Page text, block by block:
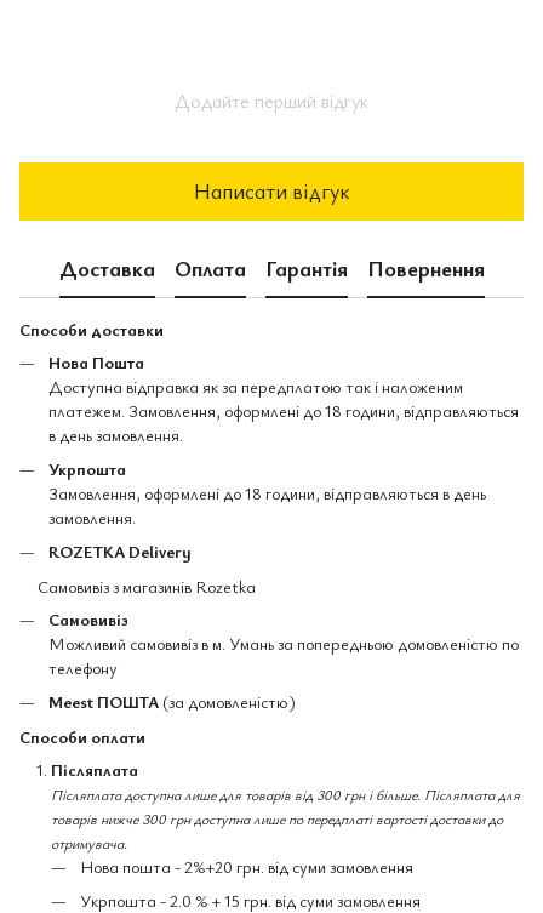
Додайте перший відгук
Написати відгук
Доставка Оплата Гарантія Повернення
Способи доставки
Нова Пошта
Доступна відправка як за передплатою так і наложеним
платежем. Замовлення, оформлені до 18 години, відправляються
в день замовлення.
Укрпошта
Замовлення, оформлені до 18 години, відправляються в день
замовлення.
ROZETKA Delivery
Самовивіз з магазинів Rozetka
Самовивіз
Можливий самовивіз в м. Умань за попередньою домовленістю по
телефону
Meest ПОШТА (за домовленістю)
Способи оплати
Післяплата
Післяплата доступна лише для товарів від 300 грн і більше. Післяплата для
товарів нижче 300 грн доступна лише по передплаті вартості доставки до
отримувача.
Нова пошта - 2%+20 грн. від суми замовлення
Укрпошта - 2.0 % + 15 грн. від суми замовлення